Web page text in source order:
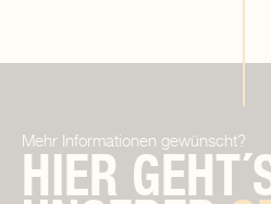
Mehr Informationen gewünscht?
HIER